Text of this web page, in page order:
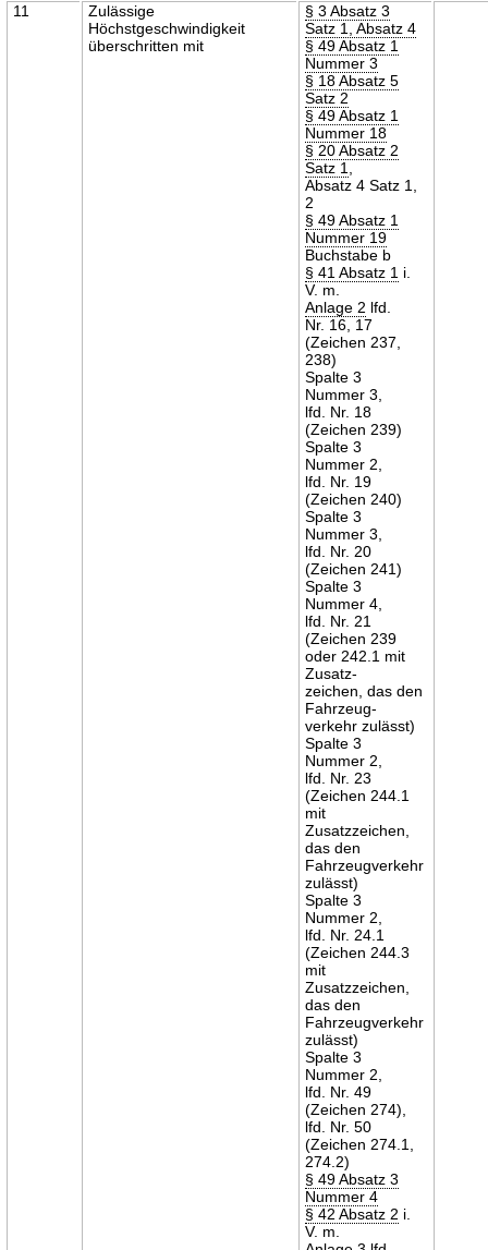
11
Zulässige
Höchstgeschwindigkeit
überschritten mit
§ 3 Absatz 3
Satz 1, Absatz 4
§ 49 Absatz 1
Nummer 3
§ 18 Absatz 5
Satz 2
§ 49 Absatz 1
Nummer 18
§ 20 Absatz 2
Satz 1
Absatz 4 Satz 1,
2
§ 49 Absatz 1
Nummer 19
Buchstabe b
§ 41 Absatz 1 i.
V. m.
Anlage 2 lfd.
Nr. 16, 17
(Zeichen 237,
238)
Spalte 3
Nummer 3,
lfd. Nr. 18
(Zeichen 239)
Spalte 3
Nummer 2,
lfd. Nr. 19
(Zeichen 240)
Spalte 3
Nummer 3,
lfd. Nr. 20
(Zeichen 241)
Spalte 3
Nummer 4,
lfd. Nr. 21
(Zeichen 239
oder 242.1 mit
Zusatz-
zeichen, das den
Fahrzeug-
verkehr zulässt)
Spalte 3
Nummer 2,
lfd. Nr. 23
(Zeichen 244.1
mit
Zusatzzeichen,
das den
Fahrzeugverkehr
zulässt)
Spalte 3
Nummer 2,
lfd. Nr. 24.1
(Zeichen 244.3
mit
Zusatzzeichen,
das den
Fahrzeugverkehr
zulässt)
Spalte 3
Nummer 2,
lfd. Nr. 49
(Zeichen 274),
lfd. Nr. 50
(Zeichen 274.1,
274.2)
§ 49 Absatz 3
Nummer 4
§ 42 Absatz 2 i.
V. m.